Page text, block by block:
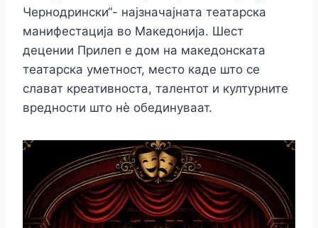
Чернодрински“- најзначајната театарска
манифестација во Македонија. Шест
децении Прилеп е дом на македонската
театарска уметност, место каде што се
слават креативноста, талентот и културните
вредности што нѐ обединуваат.